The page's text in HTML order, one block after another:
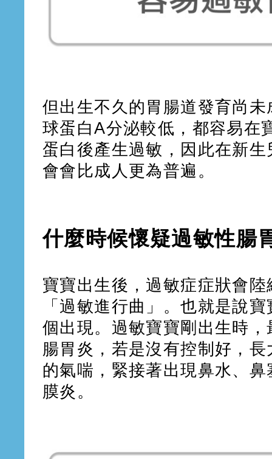
但出生不久的胃腸道發育尚
球蛋白A分泌較低，都容易在
蛋白後產生過敏，因此在新
會會比成人更為普遍。
什麼時候懷疑過敏性腸
寶寶出生後，過敏症症狀會
「過敏進行曲」。也就是說
個出現。過敏寶寶剛出生時
腸胃炎，若是沒有控制好，
的氣喘，緊接著出現鼻水、
膜炎。